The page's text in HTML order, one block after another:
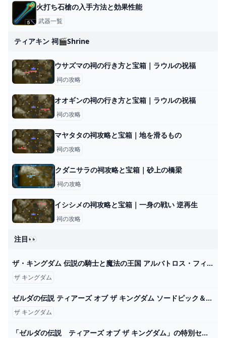
火打ち石槍の入手方法と効果性能
武器一覧
ティアキン 祠🎬shrine
ウサズマの祠の行き方と宝箱｜ラウルの祝福
祠の攻略
オオギンの祠の行き方と宝箱｜ラウルの祝福
祠の攻略
マヤタタの祠攻略と宝箱｜地を滑るもの
祠の攻略
クダニサラの祠攻略と宝箱｜砂上の橋梁
祠の攻略
イシシメの祠攻略と宝箱｜一身の戦い 逆再生
祠の攻略
注目👀
ザ・キングダム 伝説の騎士と魔法の王国 アルバトロス・フィルム
ザ キングダム
ゼルダの伝説 ティアーズ オブ ザ キングダム ソードピック＆グミ｜発売日：2023年5月15日｜バンダイ キャンディ公式サイト
ザ キングダム
「ゼルダの伝説 ティアーズ オブ ザ キングダム」の特別セットが割引価格になるキャンペーンが本日5月28日まで（GAME Watch） - Yahoo!ニュース